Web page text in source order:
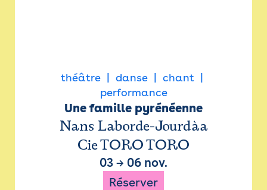
théâtre danse
chant
performance
Une famille pyrénéenne
Nans Laborde-Jourdàa
Cie TORO TORO
03 → 06 nov.
Réserver